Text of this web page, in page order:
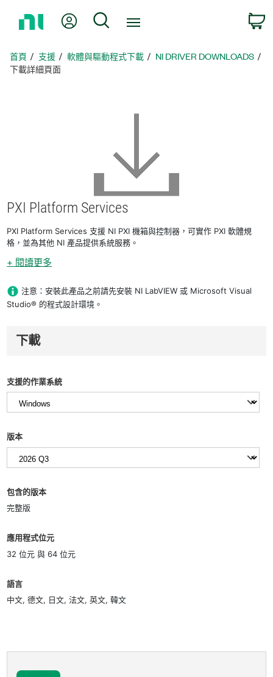
頁
我的帳號 搜尋
首頁 支援 軟體與驅動程式下載
NI DRIVER DOWNLOADS
下載詳細頁面
PXI Platform Services
PXI Platform Services 支援 NI PXI 機箱與控制器，可實作 PXI 軟體規
格，並為其他 NI 產品提供系統服務。
+ 閱讀更多
注意：安裝此產品之前請先安裝 NI LabVIEW 或 Microsoft Visual
Studio® 的程式設計環境。
下載
支援的作業系統
版本
包含的版本
完整版
應用程式位元
32 位元 與 64 位元
語言
中文, 德文, 日文, 法文, 英文, 韓文